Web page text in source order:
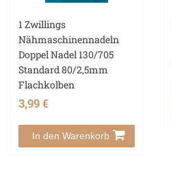
1 Zwillings
Nähmaschinennadeln
Doppel Nadel 130/705
Standard 80/2,5mm
Flachkolben
3,99 €
In den Warenkorb